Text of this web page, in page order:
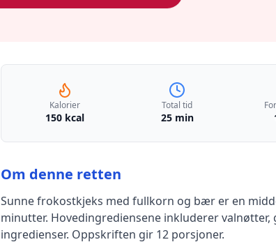
Kalorier
150 kcal
Total tid
25 min
Om denne retten
Sunne frokostkjeks med fullkorn og bær er en
minutter. Hovedingrediensene inkluderervalnøtter,
ingredienser. Oppskriften gir 12 porsjoner.